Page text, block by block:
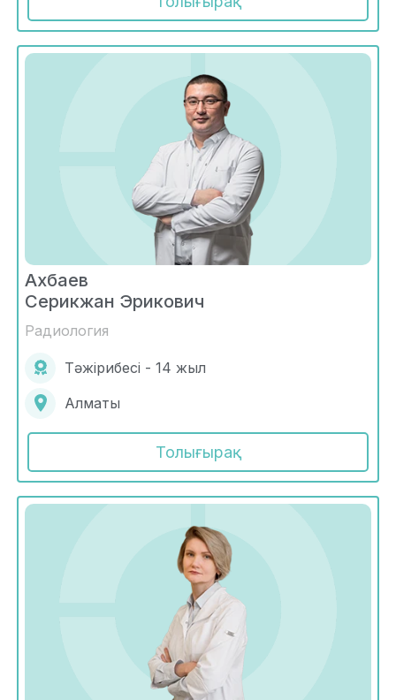
Ахбаев
Серикжан Эрикович
Радиология
Тәжірибесі - 14 жыл
Алматы
Толығырақ